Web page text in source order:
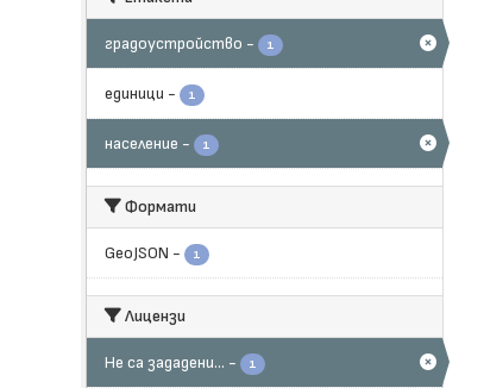
градоустройство - 1
единици - 1
население - 1
Формати
GeoJSON - 1
Лицензи
Не са зададени... - 1